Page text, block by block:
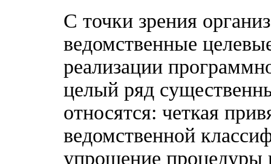
С точки зрения
ведомственные
реализации
целый ряд
относятся: четкая
ведомственной
упрощение процедуры